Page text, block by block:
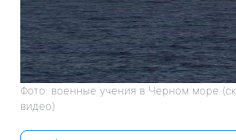
Фото: военные учения в Черном море
видео)